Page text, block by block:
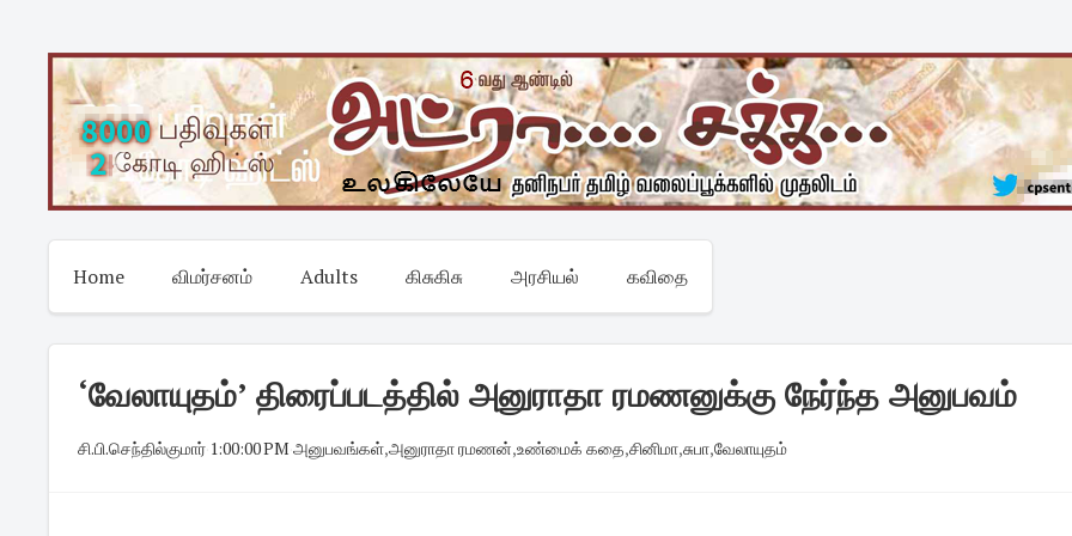
content
Home விமர்சனம் Adults கிசுகிசு அரசியல் கவிதை
‘வேலாயுதம்’ திரைப்படத்தில் அனுராதா ரமணனுக்கு நேர்ந்த அனுபவம்
சி.பி.செந்தில்குமார் 1:00:00 PM ·அனுபவங்கள்,அனுராதா ரமணன்,உண்மைக் கதை,சினிமா,சுபா,வேலாயுதம்